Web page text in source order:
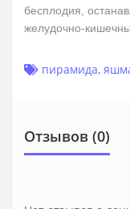
бесплодия,
желудочно-
пирамида,
Отзывов (0)